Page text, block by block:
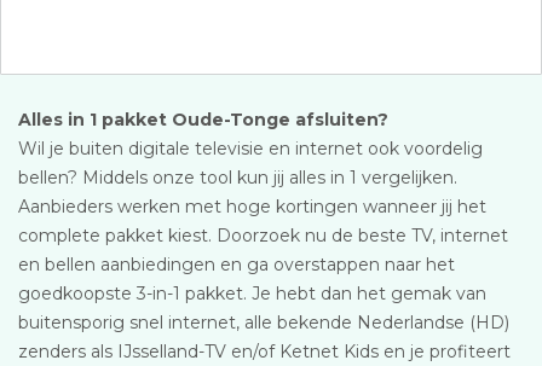
Alles in 1 pakket Oude-Tonge afsluiten?
Wil je buiten digitale televisie en internet ook voordelig
bellen? Middels onze tool kun jij alles in 1 vergelijken.
Aanbieders werken met hoge kortingen wanneer jij het
complete pakket kiest. Doorzoek nu de beste TV, internet
en bellen aanbiedingen en ga overstappen naar het
goedkoopste 3-in-1 pakket. Je hebt dan het gemak van
buitensporig snel internet, alle bekende Nederlandse (HD)
zenders als IJsselland-TV en/of Ketnet Kids en je profiteert